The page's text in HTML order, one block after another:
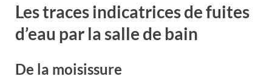
Les traces indicatrices de fuites
d’eau par la salle de bain
De la moisissure